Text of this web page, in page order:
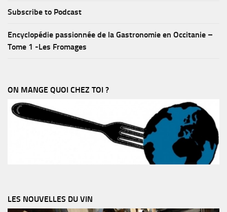
Subscribe to Podcast
Encyclopédie passionnée de la Gastronomie en Occitanie –
Tome 1 -Les Fromages
ON MANGE QUOI CHEZ TOI ?
LES NOUVELLES DU VIN